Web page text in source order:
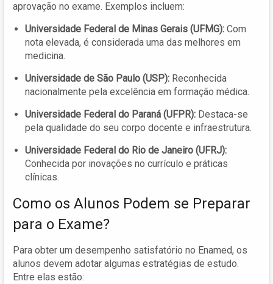
aprovação no exame. Exemplos incluem:
Universidade Federal de Minas Gerais (UFMG): Com
nota elevada, é considerada uma das melhores em
medicina.
Universidade de São Paulo (USP): Reconhecida
nacionalmente pela excelência em formação médica.
Universidade Federal do Paraná (UFPR): Destaca-se
pela qualidade do seu corpo docente e infraestrutura.
Universidade Federal do Rio de Janeiro (UFRJ):
Conhecida por inovações no currículo e práticas
clínicas.
Como os Alunos Podem se Preparar
para o Exame?
Para obter um desempenho satisfatório no Enamed, os
alunos devem adotar algumas estratégias de estudo.
Entre elas estão: